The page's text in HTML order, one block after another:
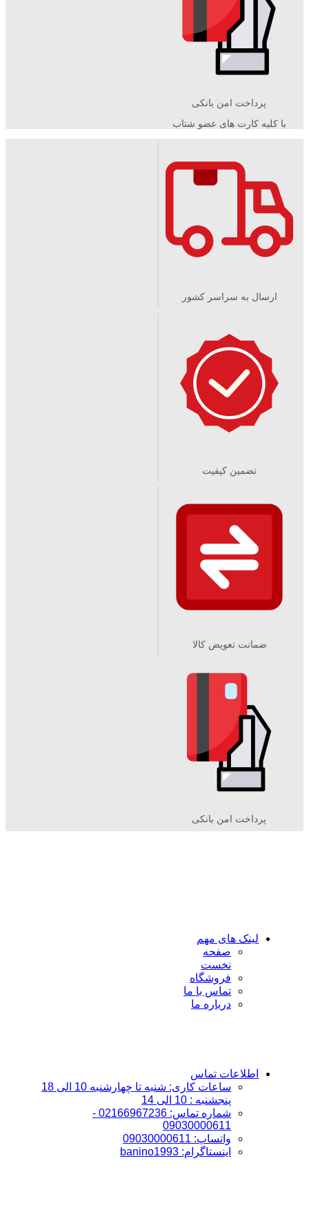
پرداخت امن بانکی
با کلیه کارت های عضو شتاب
ارسال به سراسر کشور​
تضمین کیفیت
ضمانت تعویض کالا
پرداخت امن بانکی​
لینک های مهم
صفحه
نخست
فروشگاه
تماس با ما
درباره ما
اطلاعات تماس
ساعات کاری: شنبه تا چهارشنبه 10 الی 18
پنجشنبه : 10 الی 14
شماره تماس: 02166967236 -
09030000611
واتساپ: 09030000611
اینستاگرام: banino1993